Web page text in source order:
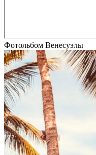
Фотольбом Венесуэлы